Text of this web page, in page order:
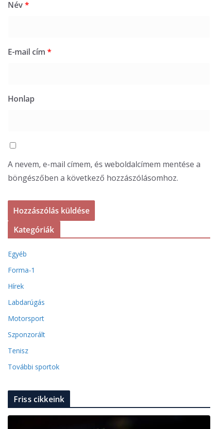
Név*
E-mail cím *
Honlap
A nevem, e-mail címem, és weboldalcímem mentése a
böngészőben a következő hozzászólásomhoz.
Kategóriák
Egyéb
Forma-1
Hírek
Labdarúgás
Motorsport
Szponzorált
Tenisz
További sportok
Friss cikkeink